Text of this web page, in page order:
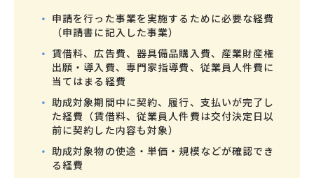
申請を行った事業を実施するために必要な経費
（申請書に記入した事業）
賃借料、広告費、器具備品購入費、産業財産権
出願・導入費、専門家指導費、従業員人件費に
当てはまる経費
助成対象期間中に契約、履行、支払いが完了し
た経費（賃借料、従業員人件費は交付決定日以
前に契約した内容も対象）
助成対象物の使途・単価・規模などが確認でき
る経費